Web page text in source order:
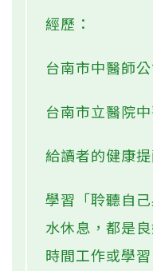
經歷：
台南市中醫師
台南市立醫院
給讀者的健康提
學習「聆聽自
水休息，都是
時間工作或學